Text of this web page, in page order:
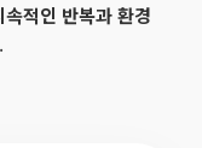
속적인 반복과 환경